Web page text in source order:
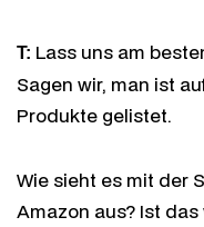
T: Lass uns am
Sagen wir, man ist
Produkte gelistet.
Wie sieht es mit der
Amazon aus? Ist